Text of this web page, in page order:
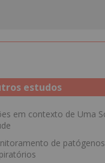
estudos
em contexto de Uma
de patógenos